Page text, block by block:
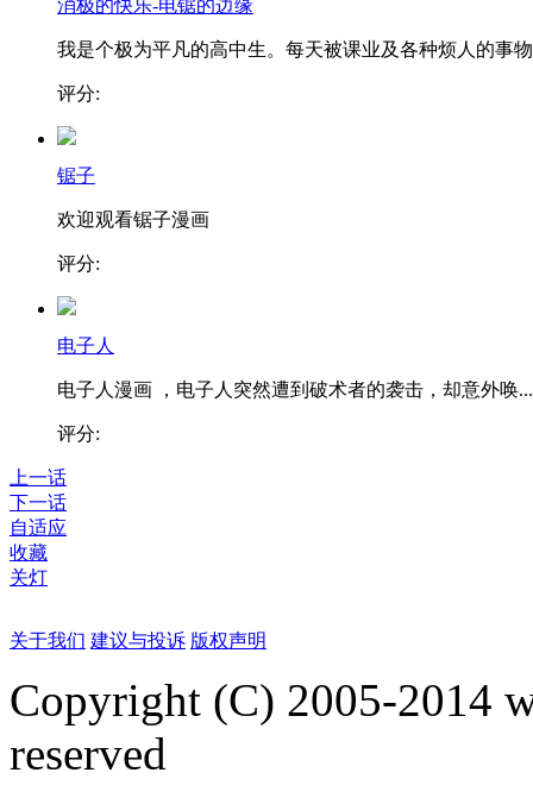
消极的快乐-电锯的边缘
我是个极为平凡的高中生。每天被课业及各种烦人的事
评分:
锯子
欢迎观看锯子漫画
评分:
电子人
电子人漫画 ，电子人突然遭到破术者的袭击，却意外唤...
评分:
上一话
下一话
自适应
收藏
关灯
关于我们 建议与投诉 版权声明
Copyright (C) 2005-2014
reserved